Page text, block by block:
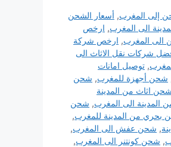
إلى المغرب, أسعار الشحن
الى المغرب, ارخص
المغرب, ارخص شركة
شركات نقل الاثاث الى
, توصيل امانات
شحن أجهزة للمغرب, شحن
شحن اثاث من المدينة
المدينة الى المغرب, شحن
بحري من المدينة للمغرب,
, شحن عفش الى المغرب,
, شحن كونتنر الى المغرب,